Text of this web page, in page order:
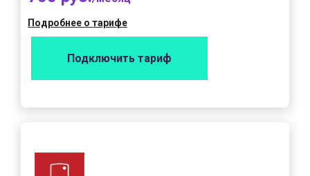
Подробнее о тарифе
Подключить тариф